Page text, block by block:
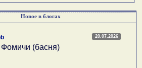
Новое в блогах
20.07.2026
(басня)